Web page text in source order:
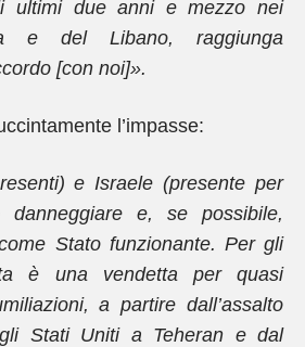
ultimi due anni e mezzo nei
e del Libano, raggiunga
[con noi]».
l’impasse:
e Israele (presente per
danneggiare e, se possibile,
Stato funzionante. Per gli
è una vendetta per quasi
a partire dall’assalto
Stati Uniti a Teheran e dal